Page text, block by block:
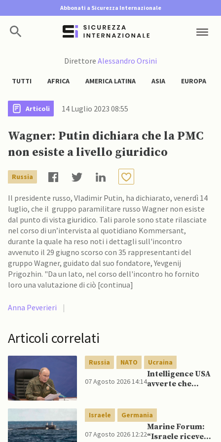
Abbonati a Sicurezza Internazionale
Direttore Alessandro Orsini
TUTTI AFRICA AMERICA LATINA ASIA EUROPA
Articoli 14 Luglio 2023 08:55
Wagner: Putin dichiara che la PMC
non esiste a livello giuridico
Russia
Il presidente russo, Vladimir Putin, ha dichiarato, venerdì 14
luglio, che il gruppo paramilitare russo Wagner non esiste
dal punto di vista giuridico. Tali parole sono state rilasciate
nel corso di un’intervista al quotidiano Kommersant,
durante la quale ha reso noti i dettagli sull'incontro
avvenuto il 29 giugno scorso con 35 rappresentanti del
gruppo Wagner, guidato dal suo fondatore, Yevgenij
Prigozhin. "Da un lato, nel corso dell'incontro ho fornito
loro una valutazione di ciò [continua]
Anna Peverieri |
Articoli correlati
Russia NATO Ucraina
07 Agosto 2026 14:14
Intelligence USA
avverte che
mentre è ancora
impegnato in
Ucraina
Israele Germania
07 Agosto 2026 12:22
Marine Forum:
“Israele riceve